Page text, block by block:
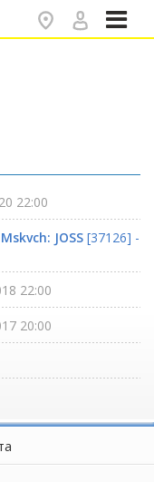
22:00
JOSS [37126] -
22:00
20:00